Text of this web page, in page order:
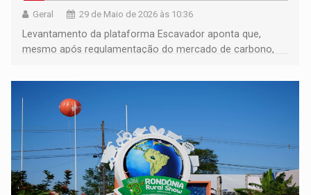
Geral 29 de Maio de 2026 às 10:36
Levantamento da plataforma Escavador aponta que,
mesmo após regulamentação do mercado de carbono,